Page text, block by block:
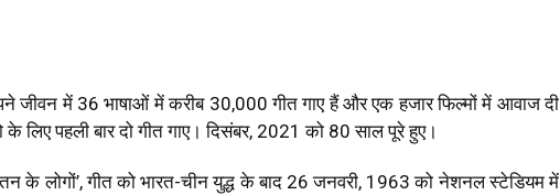
में 36 भाषाओं में करीब 30,000 गीत गाए हैं और एक हजार फिल्मों में आवाज दी
लिए पहली बार दो गीत गाए। दिसंबर, 2021 को 80 साल पूरे हुए।
के लोगों’, गीत को भारत-चीन युद्ध के बाद 26 जनवरी, 1963 को नेशनल स्टेडियम में